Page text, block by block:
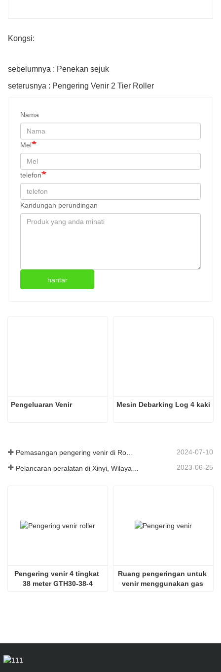
Kongsi:
sebelumnya : Penekan sejuk
seterusnya : Pengering Venir 2 Tier Roller
Nama
Mel
telefon
Kandungan perundingan
hantar
Pengeluaran Venir Mesin Debarking Log 4 kaki
Pemasangan pengering venir di Romania telah selesai. 2024-07-10
2023-06-25
Pengering venir 4 tingkat
38 meter GTH30-38-4
Ruang pengeringan untuk
venir menggunakan gas